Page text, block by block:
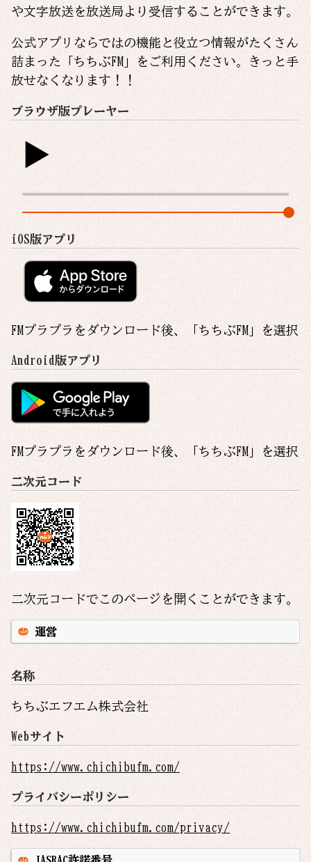
や文字放送を放送局より受信することができます。
公式アプリならではの機能と役立つ情報がたくさん
詰まった「ちちぶFM」をご利用ください。きっと手
放せなくなります！！
ブラウザ版プレーヤー
iOS版アプリ
FMプラプラをダウンロード後、「 ちちぶFM 」を選択
Android版アプリ
FMプラプラをダウンロード後、「 ちちぶFM 」を選択
二次元コード
二次元コードでこのページを開くことができます。
運営
名称
ちちぶエフエム株式会社
Webサイト
https://www.chichibufm.com/
プライバシーポリシー
https://www.chichibufm.com/privacy/